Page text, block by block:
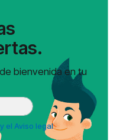
bienvenida en tu
el Aviso legal